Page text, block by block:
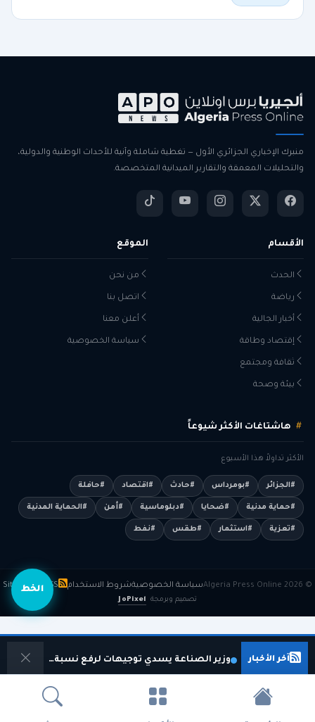
آخر الأخبار وزير الصناعة يسدي توجيهات لرفع نسبة الإدماج الوطني
الخط
منبرك الإخباري الجزائري الأول — تغطية شاملة وآنية للأحداث الوطنية والدولية،
والتحليلات المعمقة والتقارير الميدانية المتخصصة.
الأقسام
الحدث
رياضة
أخبار الجالية
إقتصاد وطاقة
ثقافة ومجتمع
بيئة وصحة
الموقع
من نحن
اتصل بنا
أعلن معنا
سياسة الخصوصية
هاشتاغات الأكثر شيوعاً
الأكثر تداولاً هذا الأسبوع
#الجزائر #بومرداس #حادث #اقتصاد #حافلة
#حماية مدنية #ضحايا #دبلوماسية #أمن #الحماية المدنية
#تعزية #استثمار #طقس #نفط
© 2026 Algeria Press Online سياسة الخصوصيةشروط الاستخدام RSS
Sitemap
تصميم وبرمجة JoPixel